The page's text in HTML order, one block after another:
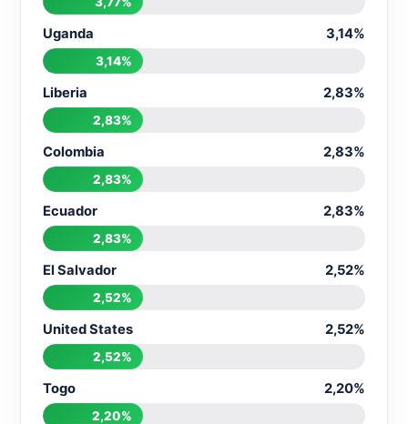
Uganda 3,14%
3,14%
Liberia 2,83%
2,83%
Colombia 2,83%
2,83%
Ecuador 2,83%
2,83%
El Salvador 2,52%
2,52%
United States 2,52%
2,52%
Togo 2,20%
2,20%